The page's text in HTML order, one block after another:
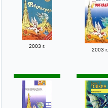
2003 г.
2003 г.